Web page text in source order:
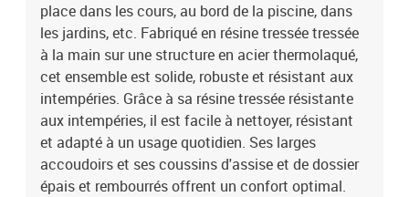
place dans les cours, au bord de la piscine, dans
les jardins, etc. Fabriqué en résine tressée tressée
à la main sur une structure en acier thermolaqué,
cet ensemble est solide, robuste et résistant aux
intempéries. Grâce à sa résine tressée résistante
aux intempéries, il est facile à nettoyer, résistant
et adapté à un usage quotidien. Ses larges
accoudoirs et ses coussins d'assise et de dossier
épais et rembourrés offrent un confort optimal.